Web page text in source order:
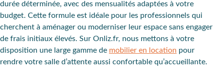
durée déterminée, avec des mensualités adaptées à votre
budget. Cette formule est idéale pour les professionnels qui
cherchent à aménager ou moderniser leur espace sans engager
de frais initiaux élevés. Sur Onliz.fr, nous mettons à votre
disposition une large gamme de mobilier en location pour
rendre votre salle d’attente aussi confortable qu’accueillante.